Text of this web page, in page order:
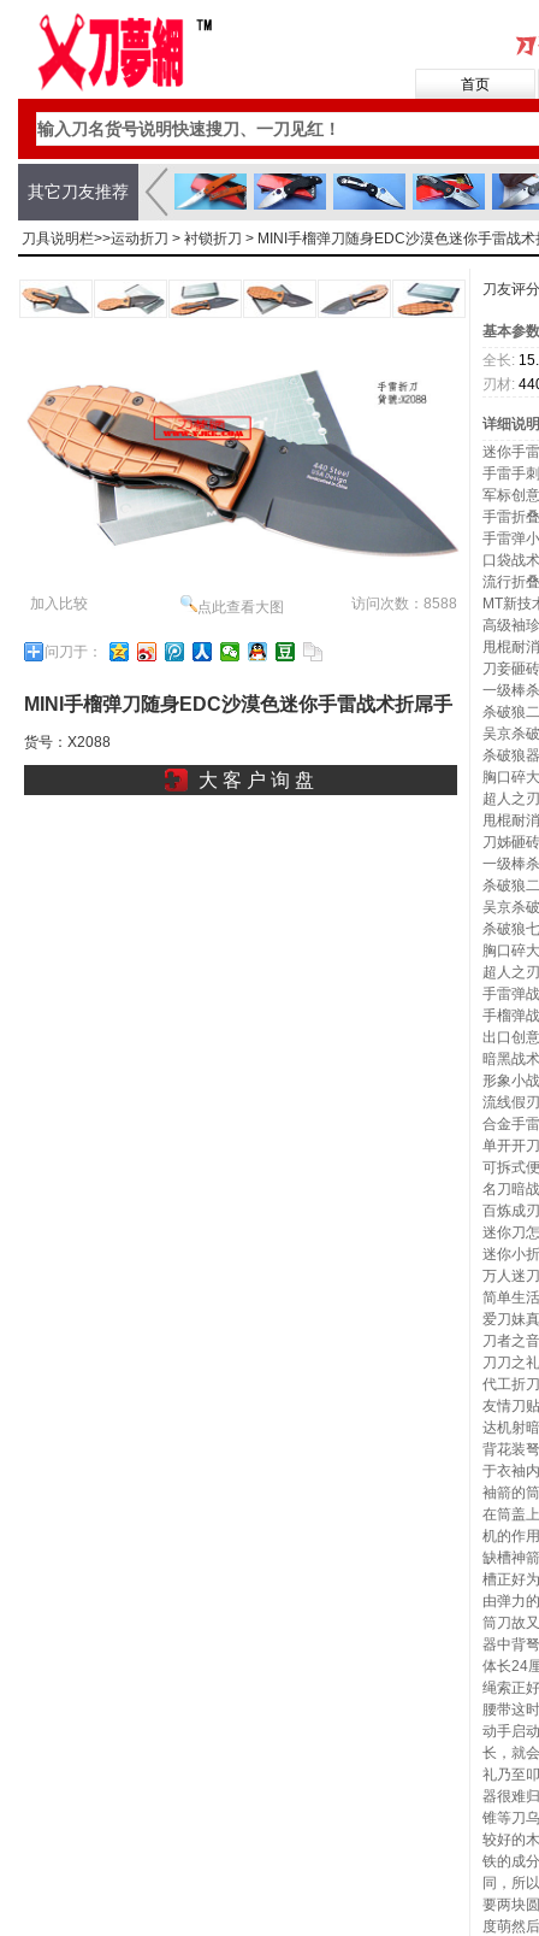
首页
其它刀友推荐
刀具说明栏>>运动折刀 > 衬锁折刀 > MINI手榴弹刀随身EDC沙漠色迷你手雷战
加入比较 点此查看大图 访问次数：8588
问刀于：
MINI手榴弹刀随身EDC沙漠色迷你手雷战术折屌手
雷弹锐仔利锋骚局内攮
货号：X2088
大 客 户 询 盘
刀友评
基本参数
全长:
刃材:
详细说明
迷你手
手雷手
军标创
手雷折
手雷弹
口袋战
流行折
MT新技
高级袖
甩棍耐
刀妾砸
一级棒
杀破狼
吴京杀
杀破狼
胸口碎
超人之
甩棍耐
刀姊砸
一级棒
杀破狼
吴京杀
杀破狼
胸口碎
超人之
手雷弹
手榴弹
出口创
暗黑战
形象小
流线假
合金手
单开开
可拆式
名刀暗
百炼成
迷你刀
迷你小
万人迷
简单生
爱刀妹
刀者之
刀刀之
代工折
友情刀
达机射
背花装
于衣袖
袖箭的
在筒盖
机的作
缺槽神
槽正好
由弹力
筒刀故
器中背
体长24
绳索正
腰带这
动手启
长，就
礼乃至
器很难
锥等刀
较好的
铁的成
同，所
要两块
度萌然